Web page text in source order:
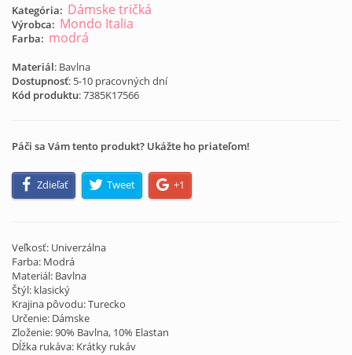
Kategória: Dámske tričká
Výrobca: Mondo Italia
Farba: modrá
Materiál: Bavlna
Dostupnosť: 5-10 pracovných dní
Kód produktu:7385K17566
Páči sa Vám tento produkt? Ukážte ho priateľom!
Zdieľať Tweet +1
Veľkosť: Univerzálna
Farba: Modrá
Materiál: Bavlna
Štýl: klasický
Krajina pôvodu: Turecko
Určenie: Dámske
Zloženie: 90% Bavlna, 10% Elastan
Dĺžka rukáva: Krátky rukáv